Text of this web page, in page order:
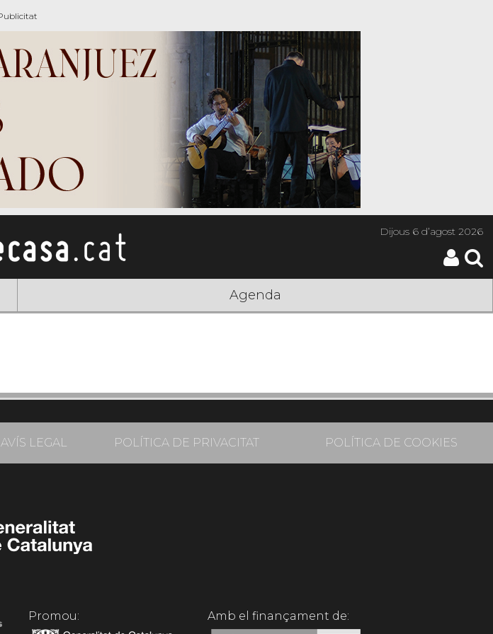
Dijous6 d’agost 2026
Agenda
AVÍS LEGAL POLÍTICA DE PRIVACITAT POLÍTICA DE COOKIES
Promou: Amb el finançament de: